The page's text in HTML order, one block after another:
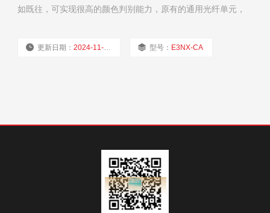
如既往，可实现很高的颜色判别能力，原有的通用光纤单元，
更新日期：2024-11-19 型号： E3NX-CA